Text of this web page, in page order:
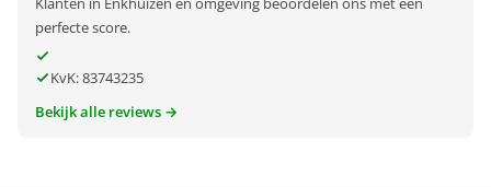
perfecte score.
KvK: 83743235
Bekijk alle reviews →